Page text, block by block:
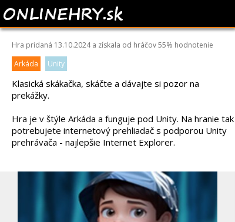
COOL MAN
Hra pridaná 13.10.2024 a získala od hráčov55% hodnotenie
Arkáda
Unity
Klasická skákačka, skáčte a dávajte si pozor na
prekážky.
Hra je v štýle Arkáda a funguje pod Unity. Na hranie tak
potrebujete internetový prehliadač s podporou Unity
prehrávača - najlepšie Internet Explorer.